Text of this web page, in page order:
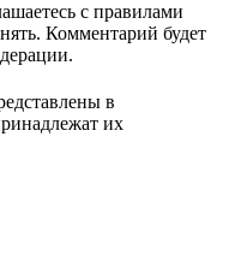
с правилами
Комментарий будет
в
их